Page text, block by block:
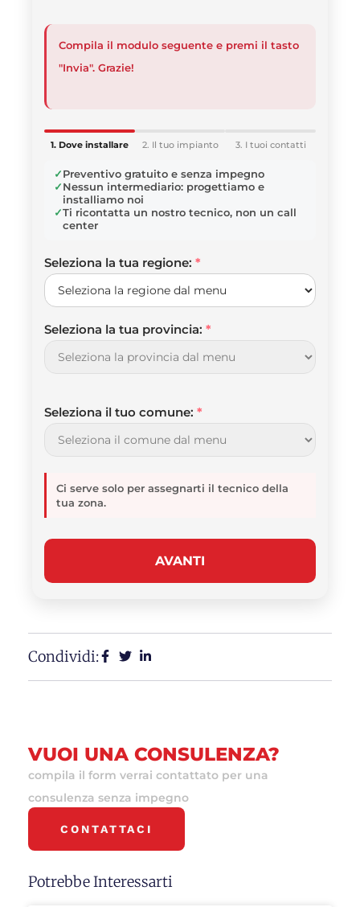
Compila il modulo seguente e premi il tasto
"Invia". Grazie!
1. Dove installare 2. Il tuo impianto 3. I tuoi contatti
Preventivo gratuito e senza impegno
Nessun intermediario: progettiamo e
installiamo noi
Ti ricontatta un nostro tecnico, non un call
center
Seleziona la tua regione: *
Seleziona la tua provincia: *
Seleziona il tuo comune: *
Ci serve solo per assegnarti il tecnico della
tua zona.
AVANTI
Condividi:
VUOI UNA CONSULENZA?
compila il form verrai contattato per una
consulenza senza impegno
CONTATTACI
Potrebbe Interessarti